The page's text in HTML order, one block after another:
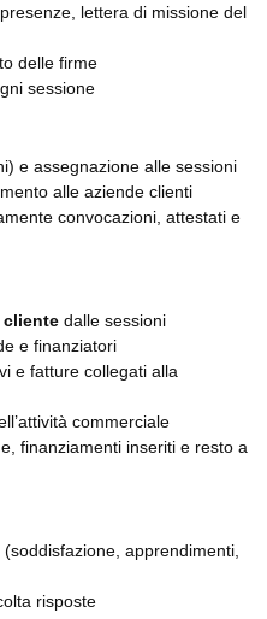
lettera di missione del
delle firme
sessione
e assegnazione alle sessioni
alle aziende clienti
convocazioni, attestati e
cliente dalle sessioni
e finanziatori
e fatture collegati alla
commerciale
finanziamenti inseriti e resto a
apprendimenti,
risposte